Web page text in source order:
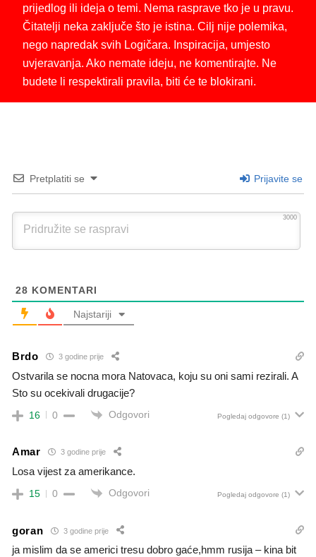
prijedlog ili ideja o temi. Nema rasprave tko je u pravu.
Čitatelji neka zaključe što je istina. Cilj nije polemika,
nego napredak svih Logičara. Inspiracija, umjesto
uvjeravanja. Ako nemate ideju, ne komentirajte. Ne
budete li respektirali pravila, biti će te blokirani.
Pretplatiti se Prijavite se
3000
28 KOMENTARI
Najstariji
Brdo 3 godine prije
Ostvarila se nocna mora Natovaca, koju su oni sami rezirali. A
Sto su ocekivali drugacije?
16 0 Odgovori Pogledaj odgovore (1)
Amar 3 godine prije
Losa vijest za amerikance.
15 0 Odgovori Pogledaj odgovore (1)
goran 3 godine prije
ja mislim da se americi tresu dobro gaće,hmm rusija – kina bit